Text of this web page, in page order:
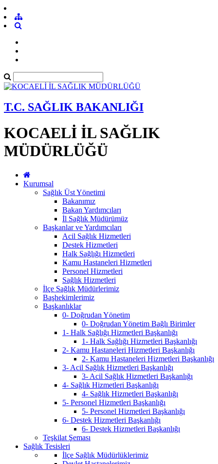
T.C. SAĞLIK BAKANLIĞI
KOCAELİ İL SAĞLIK
MÜDÜRLÜĞÜ
Kurumsal
Sağlık Üst Yönetimi
Bakanımız
Bakan Yardımcıları
İl Sağlık Müdürümüz
Başkanlar ve Yardımcıları
Acil Sağlık Hizmetleri
Destek Hizmetleri
Halk Sağlığı Hizmetleri
Kamu Hastaneleri Hizmetleri
Personel Hizmetleri
Sağlık Hizmetleri
İlçe Sağlık Müdürlerimiz
Başhekimlerimiz
Başkanlıklar
0- Doğrudan Yönetim
0- Doğrudan Yönetim Bağlı Birimler
1- Halk Sağlığı Hizmetleri Başkanlığı
1- Halk Sağlığı Hizmetleri Başkanlığı
2- Kamu Hastaneleri Hizmetleri Başkanlığı
2- Kamu Hastaneleri Hizmetleri Başkanlığı
3- Acil Sağlık Hizmetleri Başkanlığı
3- Acil Sağlık Hizmetleri Başkanlığı
4- Sağlık Hizmetleri Başkanlığı
4- Sağlık Hizmetleri Başkanlığı
5- Personel Hizmetleri Başkanlığı
5- Personel Hizmetleri Başkanlığı
6- Destek Hizmetleri Başkanlığı
6- Destek Hizmetleri Başkanlığı
Teşkilat Şeması
Sağlık Tesisleri
İlçe Sağlık Müdürlüklerimiz